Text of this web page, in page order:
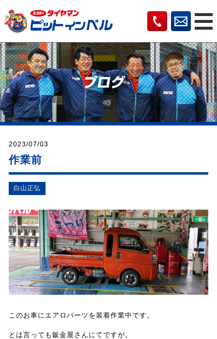
2023/07/03
作業前
⽩⼭正弘
このお車にエアロパーツを装着作業中です。
とは言っても鈑金屋さんにてですが。